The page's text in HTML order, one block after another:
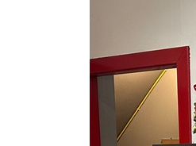
มพันธ์ผ่านสื่อออฟไลน์และสื่อออนไลน์